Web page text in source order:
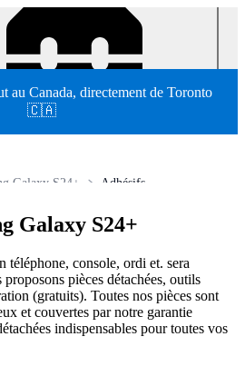
au Canada, directement de Toronto
🇨🇦
Adhésifs
Galaxy S24+
Galaxy S24+
console, ordi et. sera
pièces détachées, outils
(gratuits). Toutes nos pièces sont
et couvertes par notre garantie
indispensables pour toutes vos